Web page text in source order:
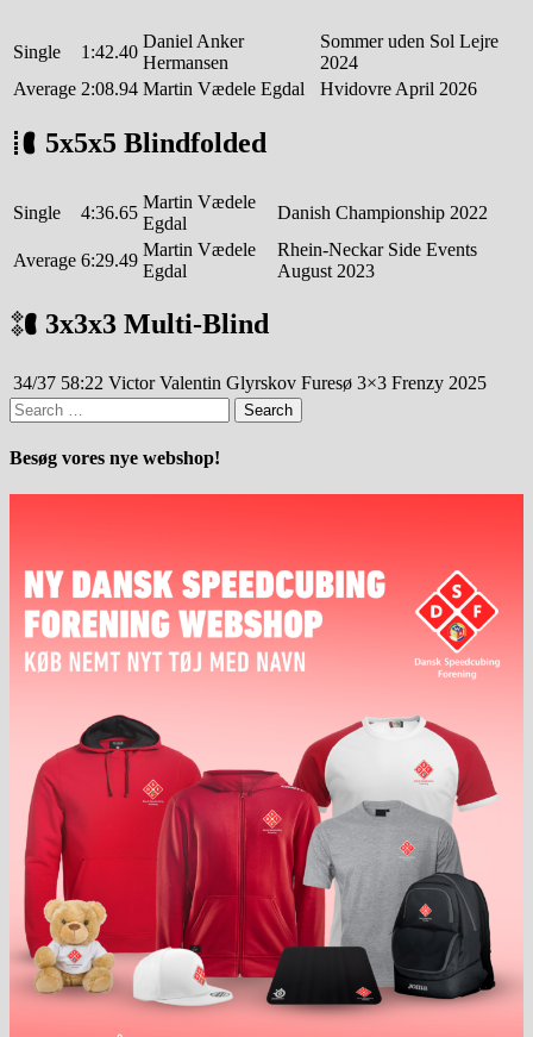
Single 1:42.40
Daniel Anker
Hermansen
Sommer uden Sol Lejre
2024
Average 2:08.94 Martin Vædele Egdal Hvidovre April 2026
5x5x5 Blindfolded
Single 4:36.65
Martin Vædele
Egdal
Danish Championship 2022
Average 6:29.49
Martin Vædele
Egdal
Rhein-Neckar Side Events
August 2023
3x3x3 Multi-Blind
34/37 58:22 Victor Valentin Glyrskov Furesø 3×3 Frenzy 2025
Search
for:
Besøg vores nye webshop!